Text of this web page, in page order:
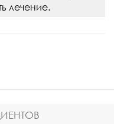
лечение.